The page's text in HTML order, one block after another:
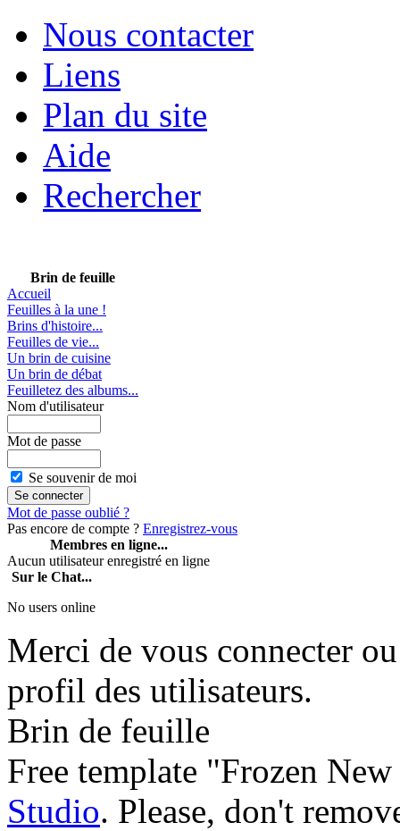
Nous contacter
Liens
Plan du site
Aide
Rechercher
Brin de feuille
Accueil
Feuilles à la une !
Brins d'histoire...
Feuilles de vie...
Un brin de cuisine
Un brin de débat
Feuilletez des albums...
Nom d'utilisateur
Mot de passe
Se souvenir de moi
Mot de passe oublié ?
Pas encore de compte ? Enregistrez-vous
Membres en ligne...
Aucun utilisateur enregistré en ligne
Sur le Chat...
No users online
Merci de vous connecter
profil des utilisateurs.
Brin de feuille
Free template "Frozen
Studio. Please, don't